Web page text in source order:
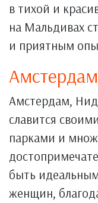
в тихой и
на Мальдивах
и приятным
Амстердам,
славится
парками и
быть
женщин,